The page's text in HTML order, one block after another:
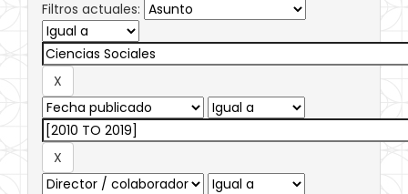
Filtros actuales: